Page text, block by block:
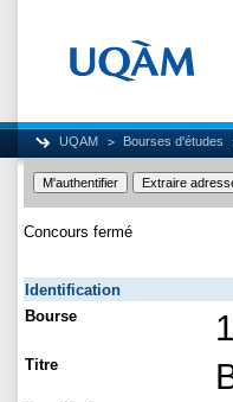
UQAM Bourses d'études
Concours fermé
Identification
Bourse
Titre